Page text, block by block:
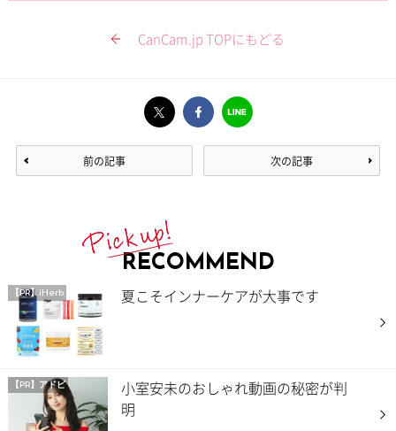
CanCam.jp TOPにもどる
前の記事 次の記事
RECOMMEND
【PR】iHerb 夏こそインナーケアが大事です
【PR】アドビ
小室安未のおしゃれ動画の秘密が判
明